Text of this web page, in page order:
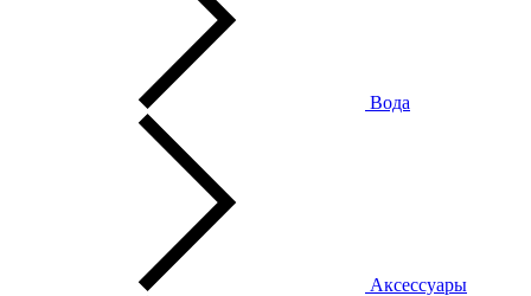
Вода
Аксессуары